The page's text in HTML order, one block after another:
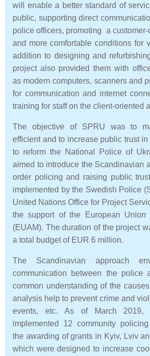
will enable a better standard of
public, supporting direct
police officers, promoting a
and more comfortable conditions for
addition to designing and
project also provided them with
as modern computers, scanners and
for communication and internet
training for staff on the client-oriented
The objective of SPRU was to
efficient and to increase public trust
to reform the National Police of
aimed to introduce the Scandinavian
order policing and raising public
implemented by the Swedish Police
United Nations Office for Project
the support of the European Union
(EUAM). The duration of the project
a total budget of EUR 6 million.
The Scandinavian approach
communication between the police
common understanding of the
analysis help to prevent crime and
events, etc. As of March 2019,
implemented 12 community
the awarding of grants in Kyiv, Lviv
which were designed to increase